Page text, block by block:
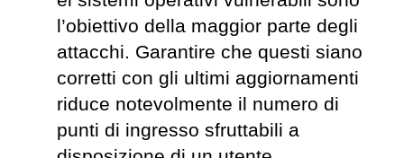
l’obiettivo della maggior parte degli
attacchi. Garantire che questi siano
corretti con gli ultimi aggiornamenti
riduce notevolmente il numero di
punti di ingresso sfruttabili a